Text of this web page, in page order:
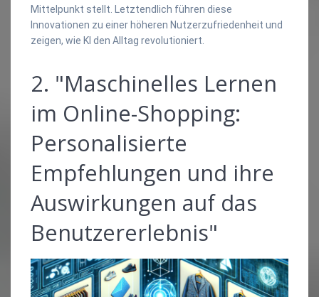
Mittelpunkt stellt. Letztendlich führen diese
Innovationen zu einer höheren Nutzerzufriedenheit und
zeigen, wie KI den Alltag revolutioniert.
2. "Maschinelles Lernen
im Online-Shopping:
Personalisierte
Empfehlungen und ihre
Auswirkungen auf das
Benutzererlebnis"